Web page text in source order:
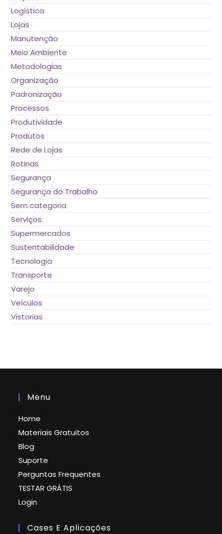
Logística
Lojas
Manutenção
Meio Ambiente
Metodologias
Organização
Padronização
Processos
Produtividade
Produtos
Rede de Lojas
Rotinas
Segurança
Segurança do Trabalho
Sem categoria
Serviços
Supermercados
Sustentabilidade
Tecnologia
Transporte
Varejo
Veículos
Vistorias
Menu
Home
Materiais Gratuitos
Blog
Suporte
Perguntas Frequentes
TESTAR GRÁTIS
Login
Cases E Aplicações